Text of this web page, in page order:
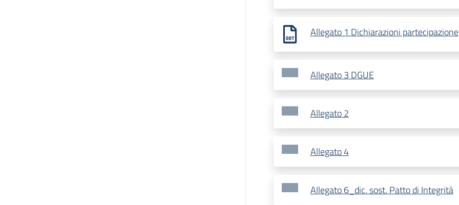
Allegato 1 Dichiarazioni partecipazione
Allegato 3 DGUE
Allegato 2
Allegato 4
Allegato 6_dic. sost. Patto di Integrità